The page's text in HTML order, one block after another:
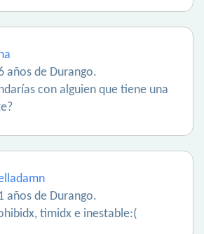
años de Durango.
con alguien que tiene una
años de Durango.
timidx e inestable:(